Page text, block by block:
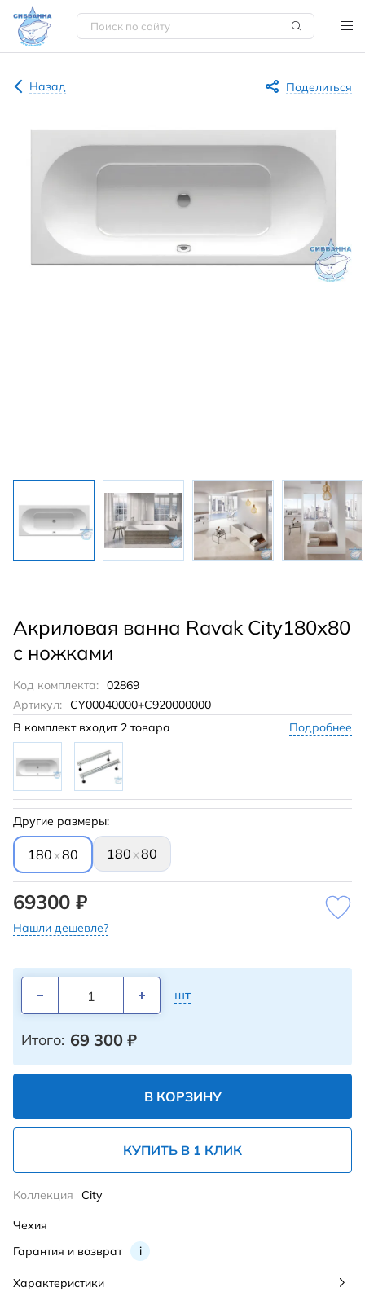
Назад Поделиться
Акриловая ванна Ravak City180х80
с ножками
Код комплекта: 02869
Артикул:
CY00040000+C920000000
В комплект входит 2 товара Подробнее
Другие размеры:
180 x80 180 x80
69300 ₽
Нашли дешевле?
шт
Итого: 69 300 ₽
В КОРЗИНУ
КУПИТЬ В 1 КЛИК
Гарантия и возврат i
Коллекция City
Чехия
Характеристики